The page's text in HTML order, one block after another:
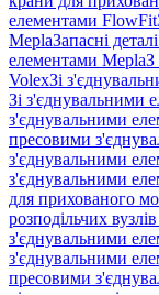
елементами FlowFit
MeplaЗапасні
елементами MeplaЗ
VolexЗі
Зі з'єднувальними
з'єднувальними
пресовими
з'єднувальними
з'єднувальними
для прихованого
розподільчих
з'єднувальними
з'єднувальними
пресовими